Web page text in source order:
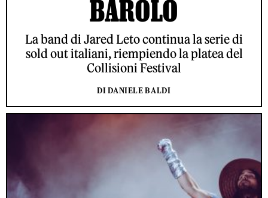
BAROLO
La band di Jared Leto continua la serie di
sold out italiani, riempiendo la platea del
Collisioni Festival
DI DANIELE BALDI